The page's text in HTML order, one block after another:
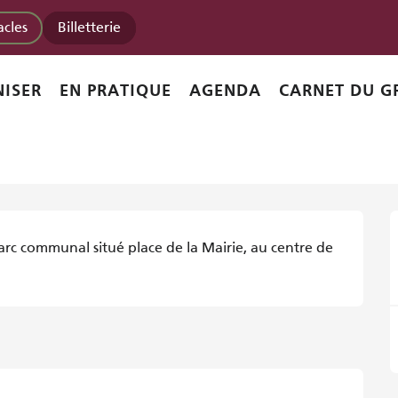
Billetterie
EN PRATIQUE AGENDA CARNET DU
Suzanne
communal situé place de la Mairie, au centre de